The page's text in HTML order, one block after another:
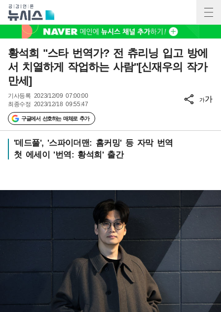
황석희 "스타 번역가? 전 츄리닝 입고 방에
서 치열하게 작업하는 사람"[신재우의 작가
만세]
기사등록 2023/12/09 07:00:00
최종수정 2023/12/18 09:55:47
구글에서 선호하는 매체로 추가
가가
'데드풀', '스파이더맨: 홈커밍' 등 자막 번역
첫 에세이 '번역: 황석희' 출간